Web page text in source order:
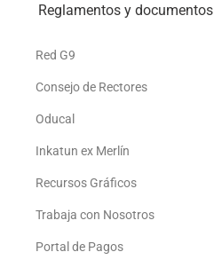
Reglamentos y documentos
Red G9
Consejo de Rectores
Oducal
Inkatun ex Merlín
Recursos Gráficos
Trabaja con Nosotros
Portal de Pagos